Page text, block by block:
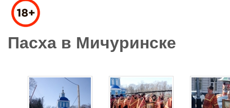
Пасха в Мичуринске